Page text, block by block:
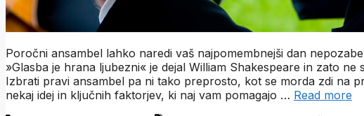
Poročni ansambel lahko naredi vaš najpomembnejši dan
»Glasba je hrana ljubezni« je dejal William Shakespeare in zato
Izbrati pravi ansambel pa ni tako preprosto, kot se morda zdi na
nekaj idej in ključnih faktorjev, ki naj vam pomagajo … Read more